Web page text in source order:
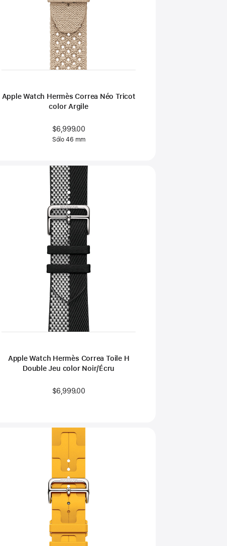
Apple Watch Hermès Correa Néo Tricot
color Argile
$6,999.00
Sólo 46 mm
Apple Watch Hermès Correa Toile H
Double Jeu color Noir/Écru
$6,999.00